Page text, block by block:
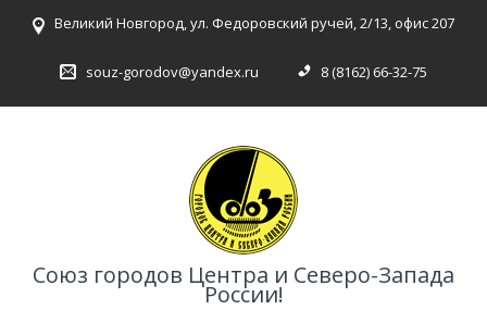
Великий Новгород, ул. Федоровский ручей, 2/13, офис 207
souz-gorodov@yandex.ru 8 (8162) 66-32-75
Союз городов Центра и Северо-Запада
России!